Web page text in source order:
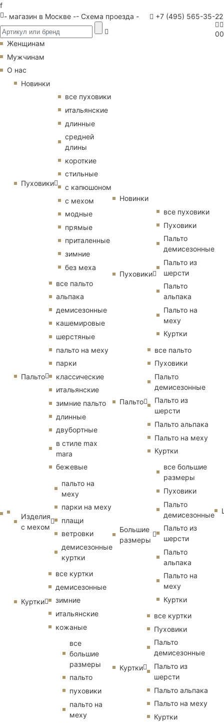
f
- магазин в Москве -- Схема проезда - +7 (495) 565-35-22
00
Женщинам
Мужчинам
О нас
Новинки
Пуховики
все пуховики
итальянские
длинные
средней
длины
короткие
стильные
с капюшоном
с мехом
модные
прямые
приталенные
зимние
без меха
Пальто
все пальто
альпака
демисезонные
кашемировые
шерстяные
пальто на меху
парки
классические
итальянские
зимние пальто
длинные
двубортные
в стиле max
mara
бежевые
Изделия
с мехом
пальто на
меху
парки на меху
плащи
ветровки
демисезонные
куртки
Куртки
все куртки
демисезонные
зимние
итальянские
кожаные
все
большие
размеры
пальто
пуховики
пальто на
меху
Новинки
Пуховики
все пуховики
Пуховики
Пальто
демисезонные
Пальто из
шерсти
Пальто
альпака
Пальто на
меху
Куртки
Пальто
все пальто
Пуховики
Пальто
демисезонные
Пальто из
шерсти
Пальто альпака
Пальто на меху
Куртки
Большие
размеры
все большие
размеры
Пуховики
Пальто
демисезонные
Пальто из
шерсти
Пальто
альпака
Пальто на
меху
Куртки
Куртки
все куртки
Пуховики
Пальто
демисезонные
Пальто из
шерсти
Пальто альпака
Пальто на меху
Куртки